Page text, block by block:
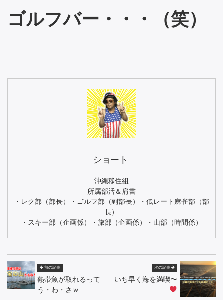
ゴルフバー・・・（笑）
ショート
沖縄移住組
所属部活＆肩書
・レク部（部長）・ゴルフ部（副部長）・低レート麻雀部（部
長）
・スキー部（企画係）・旅部（企画係）・山部（時間係）
前の記事
熱帯魚が取れるって
う・わ・さｗ
次の記事
いち早く海を満喫〜